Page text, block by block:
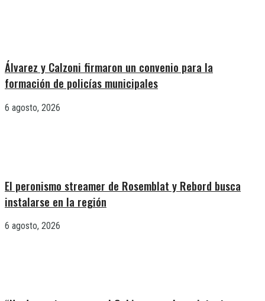
Álvarez y Calzoni firmaron un convenio para la
formación de policías municipales
6 agosto, 2026
El peronismo streamer de Rosemblat y Rebord busca
instalarse en la región
6 agosto, 2026